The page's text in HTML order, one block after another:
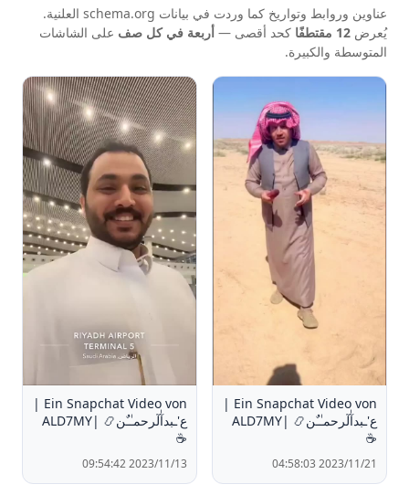
عناوين وروابط وتواريخ كما وردت في بيانات schema.org العلنية.
يُعرض 12 مقتطفًا كحد أقصى — أربعة في كل صف على الشاشات
المتوسطة والكبيرة.
Ein Snapchat Video von |
ع'ـبدآٰلٓرحمـٰـٌن📿 |ALD7MY
☕️
2023/11/21 04:58:03
Ein Snapchat Video von |
ع'ـبدآٰلٓرحمـٰـٌن📿 |ALD7MY
☕️
2023/11/13 09:54:42